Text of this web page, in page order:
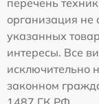
организация
указанных
интересы. Все
исключительно
законном